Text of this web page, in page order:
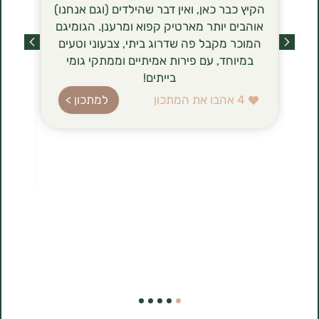
הקיץ כבר כאן, ואין דבר שהילדים (וגם אנחנו)
אוהבים יותר מארטיק קפוא ומרענן. הגומיגם
המוכר מקבל פה שדרוג ביתי, צבעוני וטעים
במיוחד, עם פירות אמיתיים וממתקי גומי
אהבו את המתכון למתכון >
מסתם